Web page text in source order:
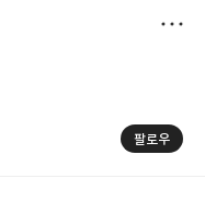
팔로우